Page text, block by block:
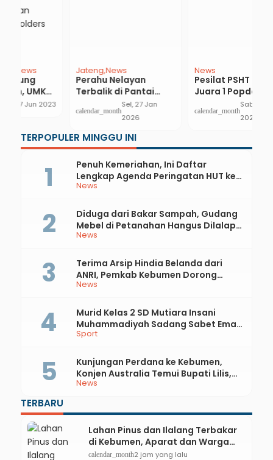
News
Pesilat PSHT Borong
Juara 1 Popda Tingkat
SD/MI
Usai Dilamar Teman
Facebook, Janda Ini
Tertipu Luar Dalam
…
TERPOPULER MINGGU INI
News
Penuh Kemeriahan, Ini Daftar
Lengkap Agenda Peringatan HUT ke-
81 RI dan Hari Jadi ke-397 Kabupaten
News
Diduga dari Bakar Sampah, Gudang
Mebel di Petanahan Hangus Dilalap
Api
News
Terima Arsip Hindia Belanda dari
ANRI, Pemkab Kebumen Dorong
Integrasi Sejarah, Geopark, dan
Sport
Murid Kelas 2 SD Mutiara Insani
Muhammadiyah Sadang Sabet Emas
dan Perak di Kejurda Tapak Suci
News
Kunjungan Perdana ke Kebumen,
Konjen Australia Temui Bupati Lilis,
Ini yang Dibahas
TERBARU
Lahan Pinus dan Ilalang Terbakar
di Kebumen, Aparat dan Warga
Padamkan Api Secara Manual
calendar_month2 jam yang lalu